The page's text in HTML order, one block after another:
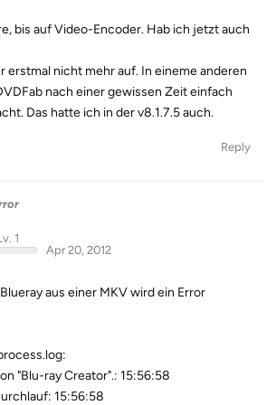
bis auf Video-Encoder. Hab ich jetzt auch
erstmal nicht mehr auf. In eineme anderen
nach einer gewissen Zeit einfach
Das hatte ich in der v8.1.7.5 auch.
Reply
1
Apr 20, 2012
aus einer MKV wird ein Error
"Blu-ray Creator".: 15:56:58
15:56:58